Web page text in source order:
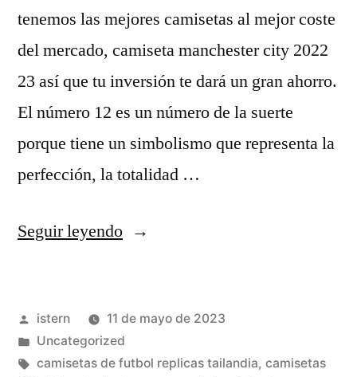
tenemos las mejores camisetas al mejor coste
del mercado, camiseta manchester city 2022
23 así que tu inversión te dará un gran ahorro.
El número 12 es un número de la suerte
porque tiene un simbolismo que representa la
perfección, la totalidad …
Seguir leyendo«replicas
2019»
Publicado
por
istern
11 de mayo de 2023
Publicado
en
Uncategorized
Etiquetas:
camisetas de futbol replicas tailandia, camisetas